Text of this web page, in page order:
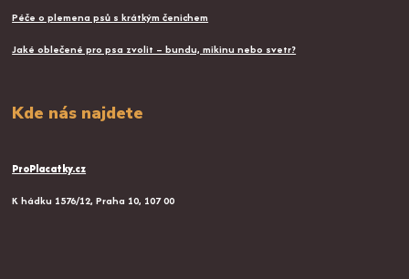
Péče o plemena psů s krátkým čenichem
Jaké oblečené pro psa zvolit – bundu, mikinu nebo svetr?
Kde nás najdete
ProPlacatky.cz
K hádku 1576/12, Praha 10, 107 00